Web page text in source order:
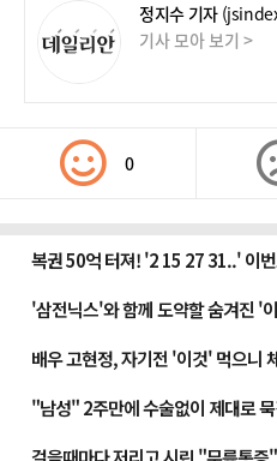
정지수 기자
기사 모아 보기 >
0